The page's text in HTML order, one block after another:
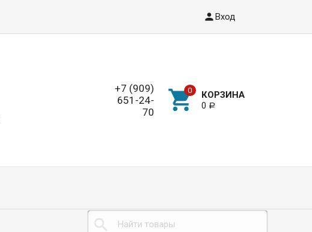
Вход
+7 (909)
651-24-
70
КОРЗИНА
0 Р